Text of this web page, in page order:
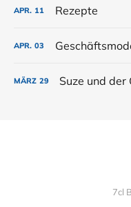
APR. 11 Rezepte
APR. 03
MÄRZ 29 Suze und der
7cl